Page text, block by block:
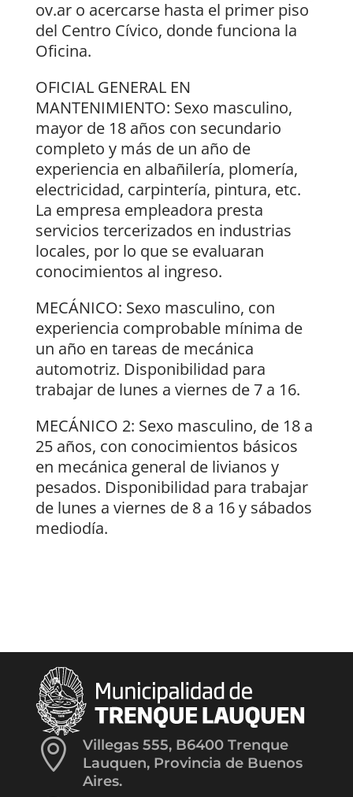
ov.ar o acercarse hasta el primer piso
del Centro Cívico, donde funciona la
Oficina.
OFICIAL GENERAL EN
MANTENIMIENTO: Sexo masculino,
mayor de 18 años con secundario
completo y más de un año de
experiencia en albañilería, plomería,
electricidad, carpintería, pintura, etc.
La empresa empleadora presta
servicios tercerizados en industrias
locales, por lo que se evaluaran
conocimientos al ingreso.
MECÁNICO: Sexo masculino, con
experiencia comprobable mínima de
un año en tareas de mecánica
automotriz. Disponibilidad para
trabajar de lunes a viernes de 7 a 16.
MECÁNICO 2: Sexo masculino, de 18 a
25 años, con conocimientos básicos
en mecánica general de livianos y
pesados. Disponibilidad para trabajar
de lunes a viernes de 8 a 16 y sábados
mediodía.

Villegas 555, B6400 Trenque
Lauquen, Provincia de Buenos
Aires.